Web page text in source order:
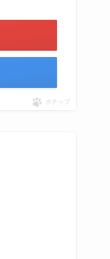
ポチップ